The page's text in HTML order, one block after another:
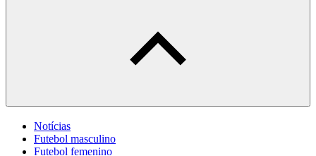
Notícias
Futebol masculino
Futebol femenino